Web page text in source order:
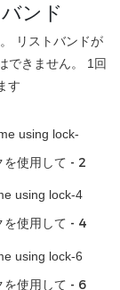
ンド
リストバンドが
できません。 1回
す
を使用して - 2
を使用して - 4
を使用して - 6